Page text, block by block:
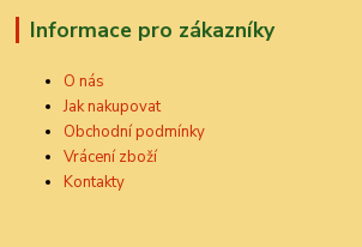
Informace pro zákazníky
O nás
Jak nakupovat
Obchodní podmínky
Vrácení zboží
Kontakty